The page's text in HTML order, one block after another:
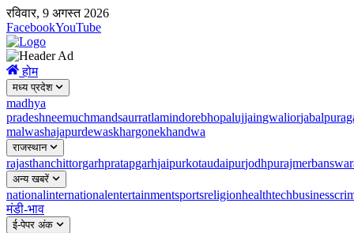
रविवार, 9 अगस्त 2026
FacebookYouTube
होम
मध्य प्रदेश
madhya
pradeshneemuchmandsaurratlamindorebhopalujjaingwaliorjabalpur
malwashajapurdewaskhargonekhandwa
राजस्थान
rajasthanchittorgarhpratapgarhjaipurkotaudaipurjodhpurajmer
अन्य खबरें
nationalinternationalentertainmentsportsreligionhealthtechbusiness
मंडी-भाव
ई-पेपर अंक